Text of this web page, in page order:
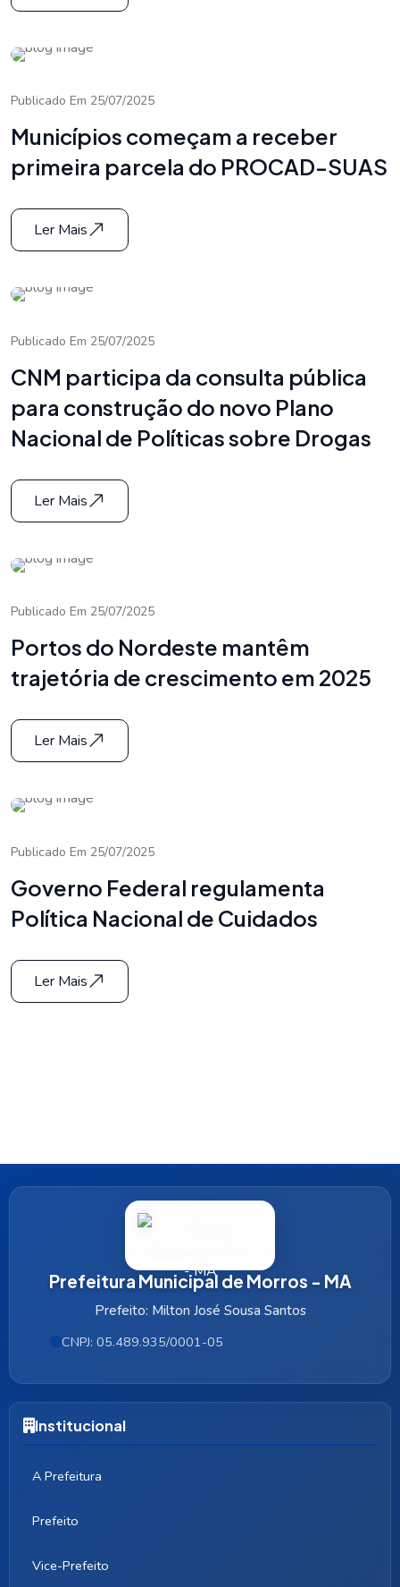
Publicado Em 25/07/2025
Municípios começam a receber
primeira parcela do PROCAD-SUAS
Ler Mais
Publicado Em 25/07/2025
CNM participa da consulta pública
para construção do novo Plano
Nacional de Políticas sobre Drogas
Ler Mais
Publicado Em 25/07/2025
Portos do Nordeste mantêm
trajetória de crescimento em 2025
Ler Mais
Publicado Em 25/07/2025
Governo Federal regulamenta
Política Nacional de Cuidados
Ler Mais
Prefeitura Municipal de Morros - MA
Prefeito: Milton José Sousa Santos
CNPJ: 05.489.935/0001-05
Institucional
A Prefeitura
Prefeito
Vice-Prefeito